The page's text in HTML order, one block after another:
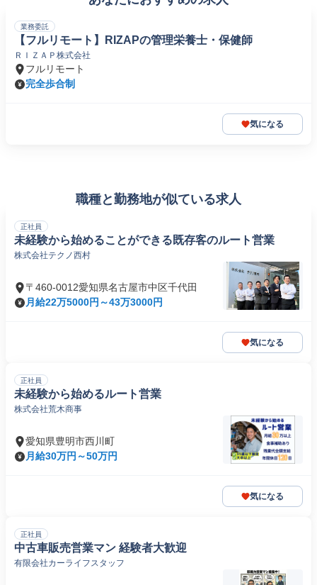
業務委託
【フルリモート】RIZAPの管理栄養士・保健師
ＲＩＺＡＰ株式会社
フルリモート
完全歩合制
気になる
職種と勤務地が似ている求人
正社員
未経験から始めることができる既存客のルート営業
株式会社テクノ西村
〒460-0012愛知県名古屋市中区千代田
月給22万5000円～43万3000円
気になる
正社員
未経験から始めるルート営業
株式会社荒木商事
愛知県豊明市西川町
月給30万円～50万円
気になる
正社員
中古車販売営業マン 経験者大歓迎
有限会社カーライフスタッフ